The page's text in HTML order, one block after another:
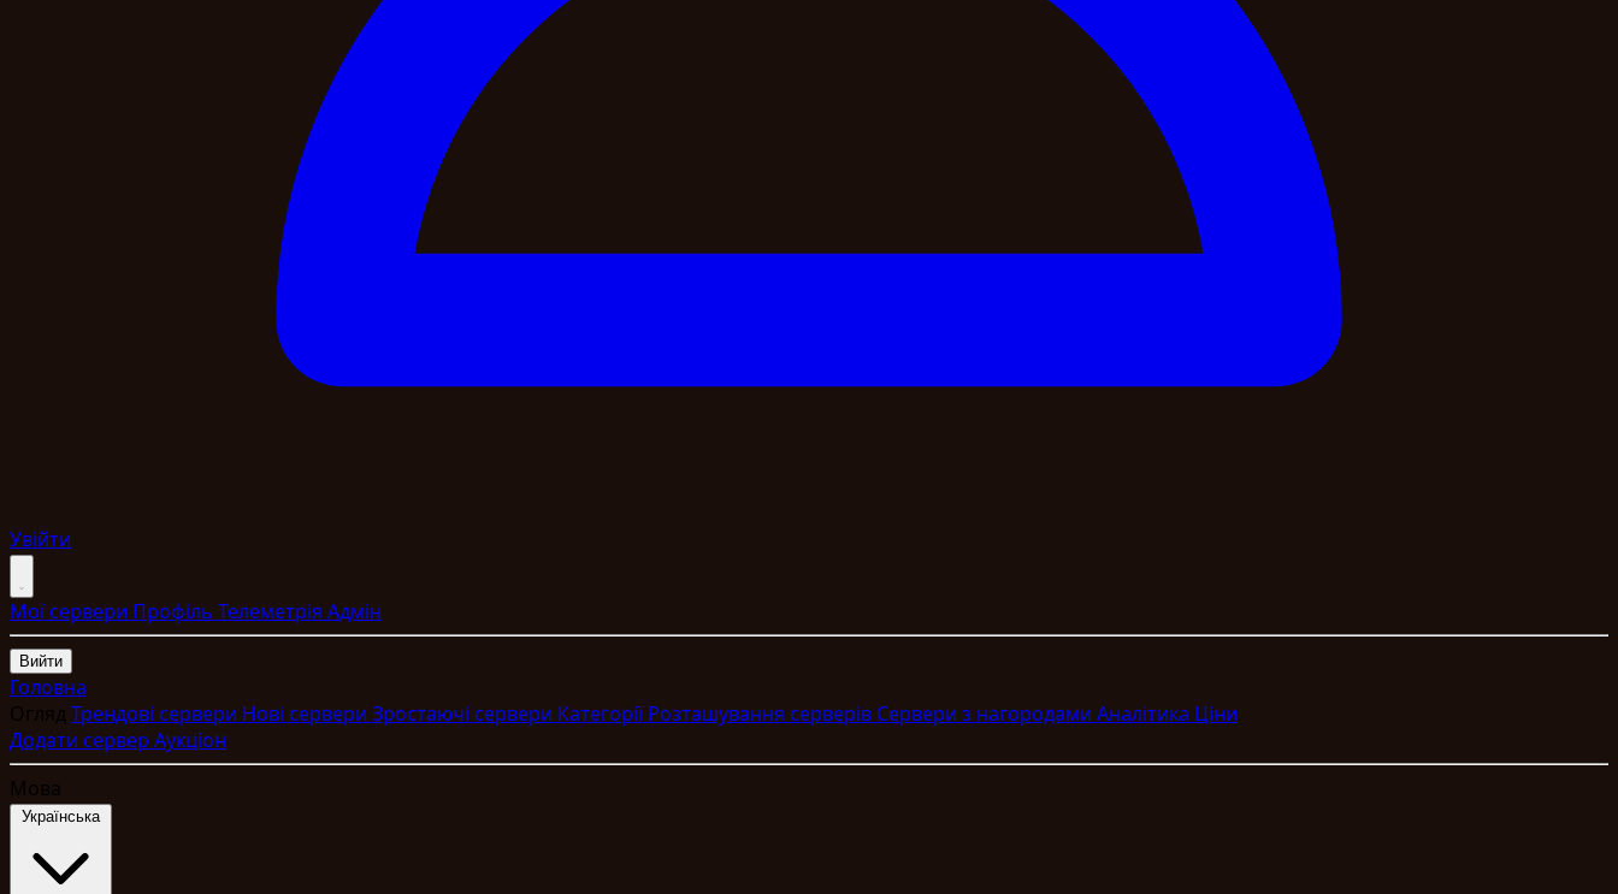
Увійти
Мої сервери Профіль Телеметрія Адмін
Вийти
Головна
ОглядТрендові сервери Нові сервери Зростаючі сервери КатегоріїРозташування серверів Сервери з нагородами Аналітика Ціни
Додати сервер Аукціон
Мова
Укpaїнcькa